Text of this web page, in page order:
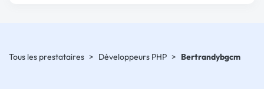
Tous les prestataires > Développeurs PHP > Bertrandybgcm